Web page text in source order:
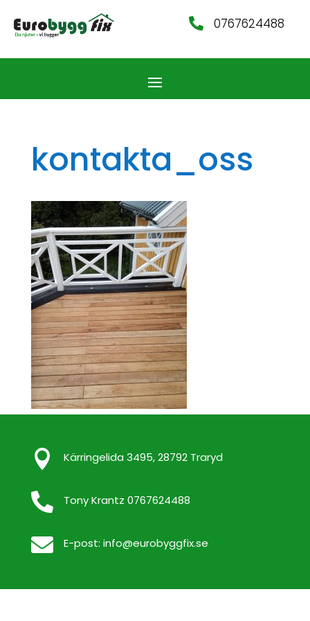
 0767624488
kontakta_oss
 Kärringelida 3495, 28792 Traryd
 Tony Krantz 0767624488
 E-post: info@eurobyggfix.se